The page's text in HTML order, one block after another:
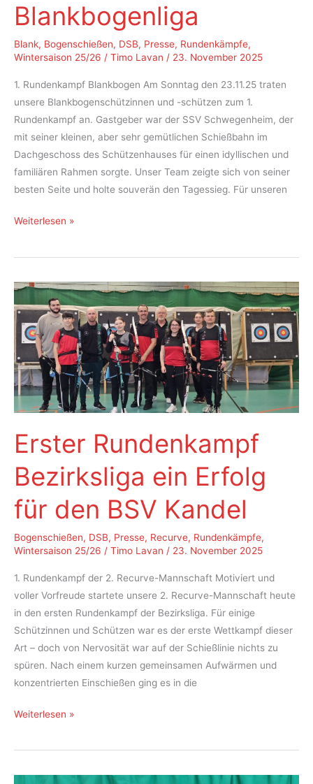
Blankbogenliga
Blank, Bogenschießen, DSB, Presse, Rundenkämpfe,
Wintersaison 25/26 / Timo Lavan / 23. November 2025
1. Rundenkampf Blankbogen Am Sonntag den 23.11.25 traten
unsere Blankbogenschützinnen und -schützen zum 1.
Rundenkampf an. Gastgeber war der SSV Schwegenheim, der
mit seiner kleinen, aber sehr gemütlichen Schießbahn im
Dachgeschoss des Schützenhauses für einen idyllischen und
familiären Rahmen sorgte. Unser Team zeigte sich von seiner
besten Seite und holte souverän den Tagessieg. Für unseren
Erfolgreicher
in
Runde
–
1.
Rundenkampf
Blankbogenliga
Weiterlesen »
Erster Rundenkampf
Bezirksliga ein Erfolg
für den BSV Kandel
Bogenschießen, DSB, Presse, Recurve, Rundenkämpfe,
Wintersaison 25/26 / Timo Lavan / 23. November 2025
1. Rundenkampf der 2. Recurve-Mannschaft Motiviert und
voller Vorfreude startete unsere 2. Recurve-Mannschaft heute
in den ersten Rundenkampf der Bezirksliga. Für einige
Schützinnen und Schützen war es der erste Wettkampf dieser
Art – doch von Nervosität war auf der Schießlinie nichts zu
spüren. Nach einem kurzen gemeinsamen Aufwärmen und
konzentrierten Einschießen ging es in die
Erster
Bezirksliga
Weiterlesen »